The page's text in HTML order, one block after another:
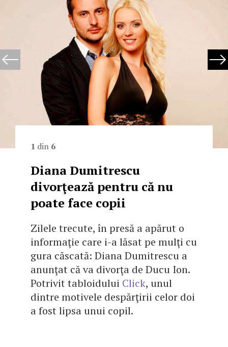
1 din 6
Diana Dumitrescu
divorţează pentru că nu
poate face copii
Zilele trecute, în presă a apărut o
informaţie care i-a lăsat pe mulţi cu
gura căscată: Diana Dumitrescu a
anunţat că va divorţa de Ducu Ion.
Potrivit tabloidului Click, unul
dintre motivele despărţirii celor doi
a fost lipsa unui copil.